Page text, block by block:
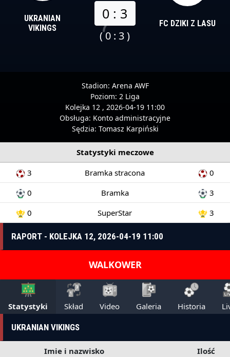
UKRANIAN
VIKINGS
0 : 3
( 0 : 3 )
FC DZIKI Z LASU
Stadion: Arena AWF
Poziom: 2 Liga
Kolejka 12 , 2026-04-19 11:00
Obsługa: Konto administracyjne
Sędzia: Tomasz Karpiński
Statystyki meczowe
3
Bramka stracona
0
0
Bramka
3
0
SuperStar 3
RAPORT - KOLEJKA 12, 2026-04-19 11:00
WALKOWER
Statystyki Skład Video Galeria Historia
UKRANIAN VIKINGS
Imie i nazwisko Ilość